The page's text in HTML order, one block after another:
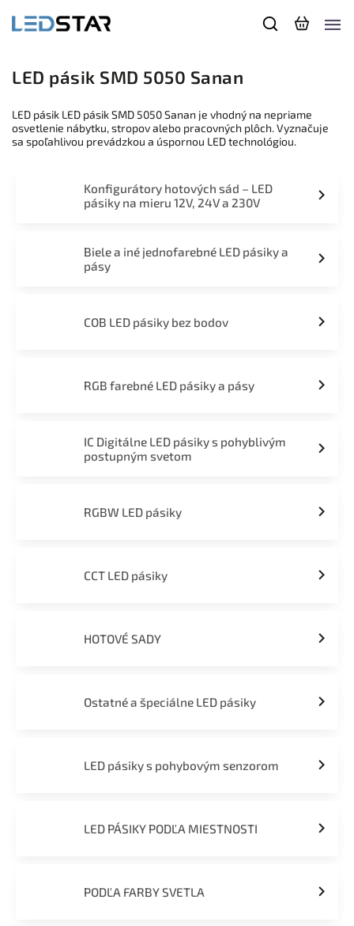
LED pásik SMD 5050 Sanan
LED pásik LED pásik SMD 5050 Sanan je vhodný na nepriame
osvetlenie nábytku, stropov alebo pracovných plôch. Vyznačuje
sa spoľahlivou prevádzkou a úspornou LED technológiou.
Konfigurátory hotových sád – LED
pásiky na mieru 12V, 24V a 230V
Biele a iné jednofarebné LED pásiky a
pásy
COB LED pásiky bez bodov
RGB farebné LED pásiky a pásy
IC Digitálne LED pásiky s pohyblivým
postupným svetom
RGBW LED pásiky
CCT LED pásiky
HOTOVÉ SADY
Ostatné a špeciálne LED pásiky
LED pásiky s pohybovým senzorom
LED PÁSIKY PODĽA MIESTNOSTI
PODĽA FARBY SVETLA